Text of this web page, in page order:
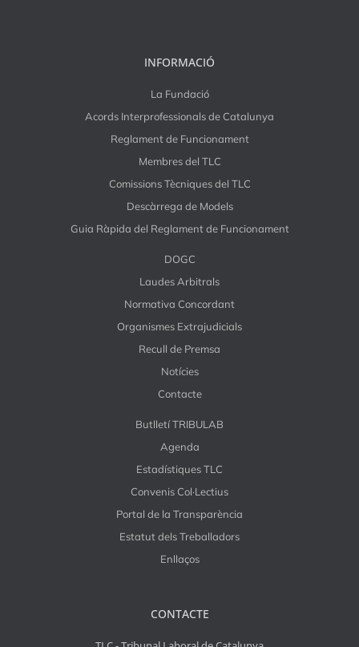
INFORMACIÓ
La Fundació
Acords Interprofessionals de Catalunya
Reglament de Funcionament
Membres del TLC
Comissions Tècniques del TLC
Descàrrega de Models
Guia Ràpida del Reglament de Funcionament
DOGC
Laudes Arbitrals
Normativa Concordant
Organismes Extrajudicials
Recull de Premsa
Notícies
Contacte
Butlletí TRIBULAB
Agenda
Estadístiques TLC
Convenis Col·Lectius
Portal de la Transparència
Estatut dels Treballadors
Enllaços
CONTACTE